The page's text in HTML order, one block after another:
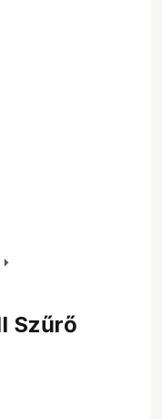
arrow_right
Szűrő